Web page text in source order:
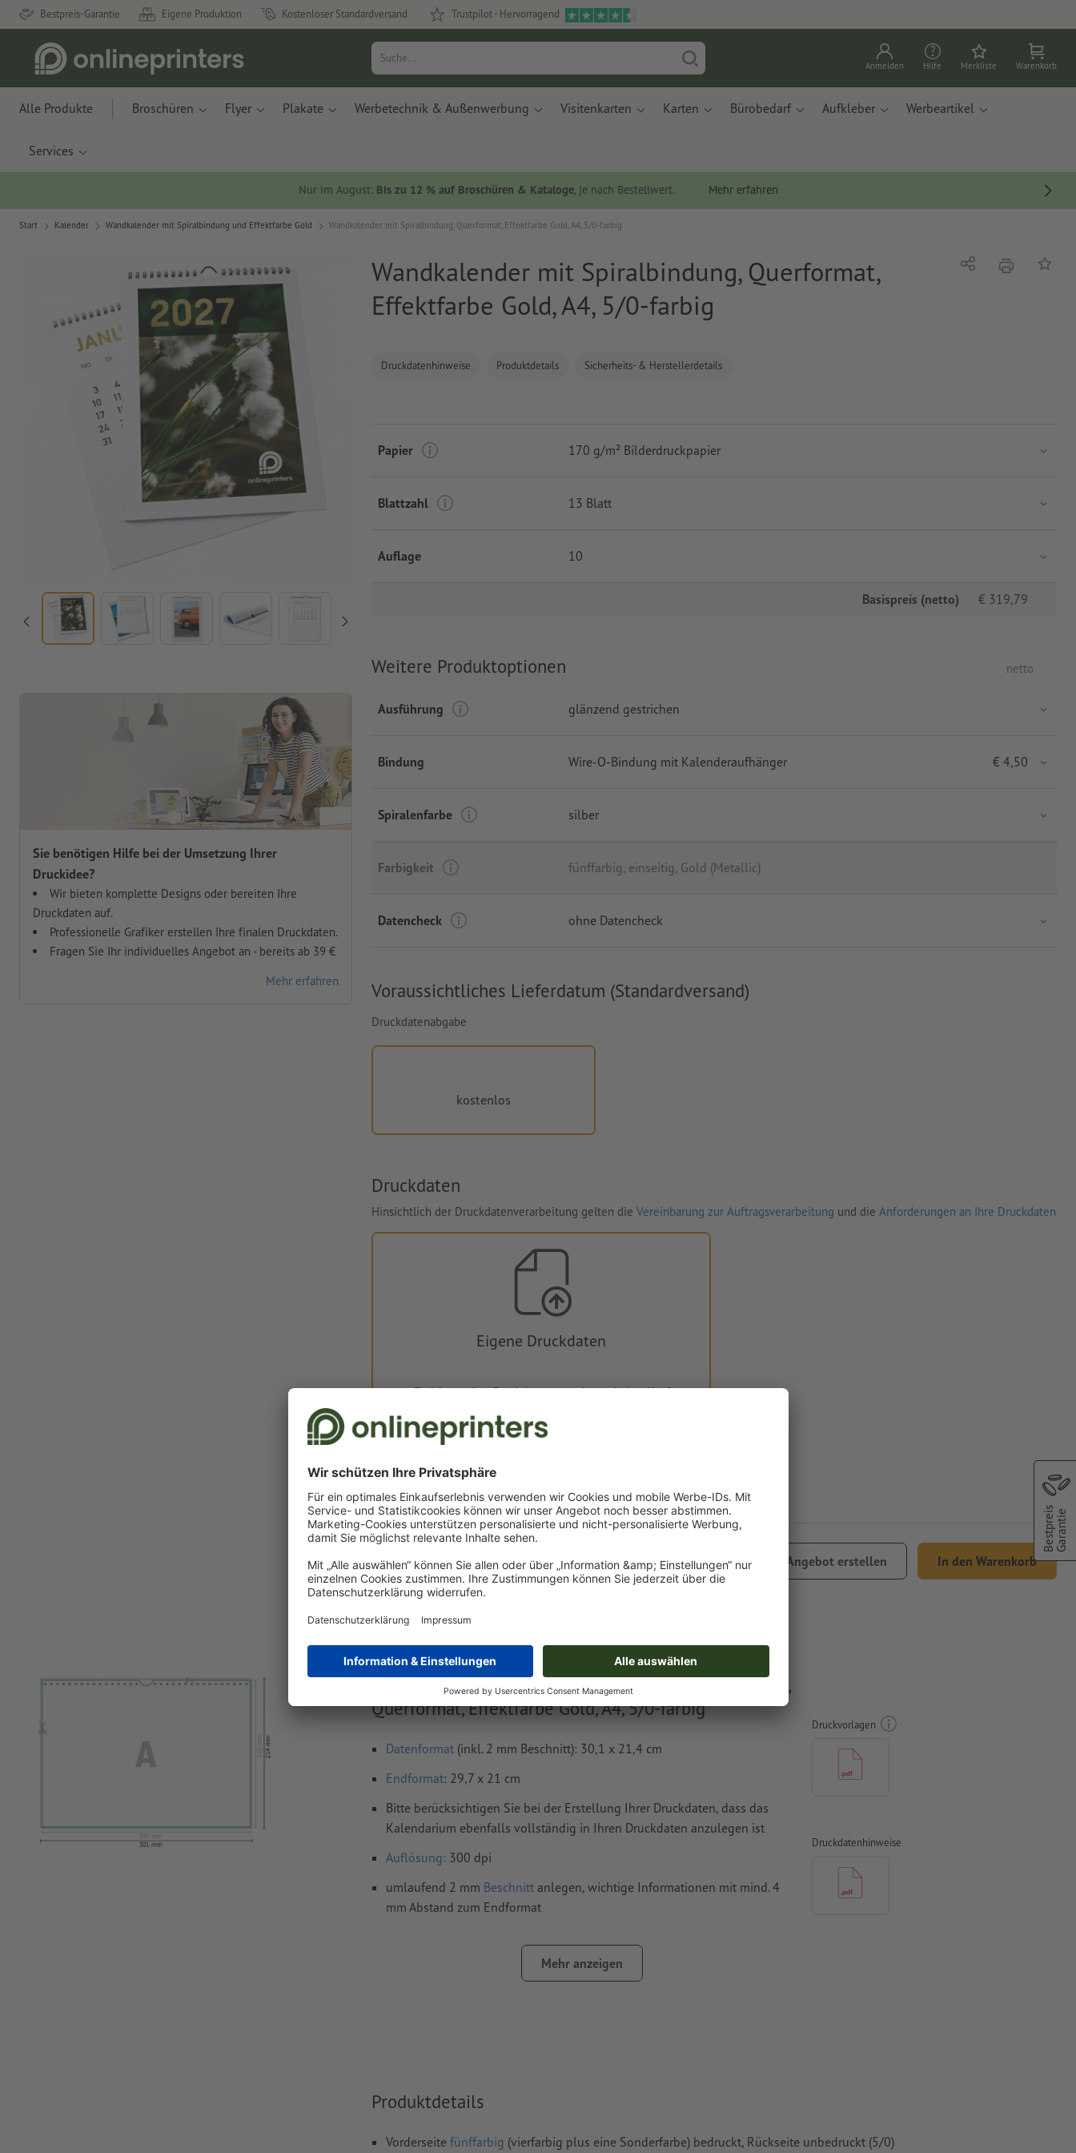
Bestpreis-Garantie Eigene Produktion Kostenloser Standardversand Trustpilot - Hervorragend
Anmelden Hilfe Merkliste Warenkorb
Alle Produkte Broschüren Flyer Plakate Werbetechnik & Außenwerbung Visitenkarten Karten Bürobedarf Aufkleber Werbeartikel
Services
Nur im August: Bis zu 12 % auf Broschüren & Kataloge, je nach Bestellwert. Mehr erfahren
Start Kalender Wandkalender mit Spiralbindung und Effektfarbe Gold Wandkalender mit Spiralbindung, Querformat, Effektfarbe Gold, A4, 5/0-farbig
Wandkalender mit Spiralbindung, Querformat,
Effektfarbe Gold, A4, 5/0-farbig
Sie benötigen Hilfe bei der Umsetzung Ihrer
Druckidee?
Wir bieten komplette Designs oder bereiten Ihre
Druckdaten auf.
Professionelle Grafiker erstellen Ihre finalen Druckdaten.
Fragen Sie Ihr individuelles Angebot an - bereits ab 39 €
Mehr erfahren
Druckdatenhinweise Produktdetails Sicherheits- & Herstellerdetails
Teilen DruckenAuf
Papier 170 g/m² Bilderdruckpapier
Blattzahl 13 Blatt
Auflage 10
Basispreis (netto) € 319,79
Weitere Produktoptionen netto
Ausführung glänzend gestrichen
Bindung Wire-O-Bindung mit Kalenderaufhänger € 4,50
Spiralenfarbe silber
Farbigkeit fünffarbig, einseitig, Gold (Metallic)
Datencheck ohne Datencheck
Voraussichtliches Lieferdatum (Standardversand)
Druckdatenabgabe
kostenlos
Druckdaten
Hinsichtlich der Druckdatenverarbeitung gelten die Vereinbarung zur Auftragsverarbeitung und die Anforderungen an Ihre Druckdaten
Eigene Druckdaten
Sie können Ihre Druckdaten vor oder nach dem Kauf
netto
€ 324,29
inkl. 20% MwSt.
€ 389,15 Angebot erstellen In den Warenkorb
Gewicht: ca.1,6 kg
Druckdatenhinweise Wandkalender mit Spiralbindung,
Querformat, Effektfarbe Gold, A4, 5/0-farbig
Datenformat (inkl. 2 mm Beschnitt): 30,1 x 21,4 cm
Endformat: 29,7 x 21 cm
Bitte berücksichtigen Sie bei der Erstellung Ihrer Druckdaten, dass das
Kalendarium ebenfalls vollständig in Ihren Druckdaten anzulegen ist
Auflösung: 300 dpi
umlaufend 2 mm Beschnitt anlegen, wichtige Informationen mit mind. 4
mm Abstand zum Endformat
CMYK, FOGRA51 (PSO Coated v3) für gestrichene Papiere,
Kommentarewerden gelöscht und nicht gedruckt
Mehr anzeigen
Druckvorlagen
Druckdatenhinweise
Produktdetails
Vorderseite fünffarbig (vierfarbig plus eine Sonderfarbe) bedruckt, Rückseite unbedruckt (5/0)
BestpreisGarantie